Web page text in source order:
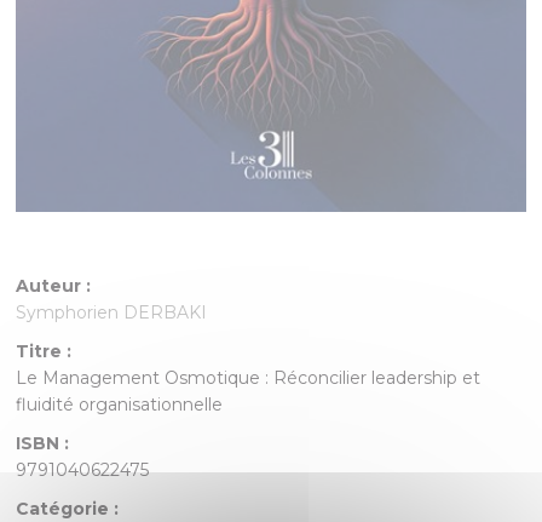
Auteur :
Symphorien DERBAKI
Titre :
Le Management Osmotique : Réconcilier leadership et
fluidité organisationnelle
ISBN :
9791040622475
Catégorie :